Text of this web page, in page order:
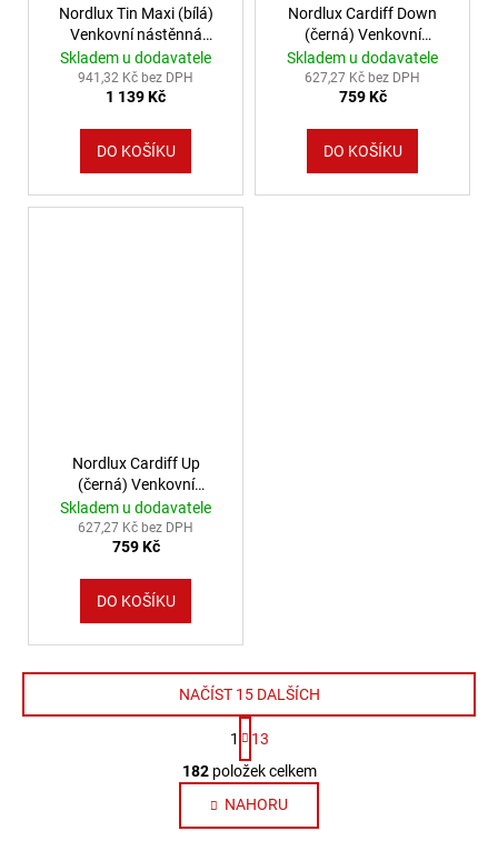
Nordlux Tin Maxi (bílá)
Venkovní nástěnná
svítidla kov, sklo IP54
21509901
Skladem u dodavatele
941,32 Kč bez DPH
1 139 Kč
DO KOŠÍKU
Nordlux Cardiff Down
(černá) Venkovní
nástěnná svítidla hliník,
sklo IP44 74381003
Skladem u dodavatele
627,27 Kč bez DPH
759 Kč
DO KOŠÍKU
Nordlux Cardiff Up
(černá) Venkovní
nástěnná svítidla hliník,
sklo IP44 74371003
Skladem u dodavatele
627,27 Kč bez DPH
759 Kč
DO KOŠÍKU
Ovládací prvky výpisu
NAČÍST 15 DALŠÍCH
Stránkování
1
13
182položek celkem
NAHORU